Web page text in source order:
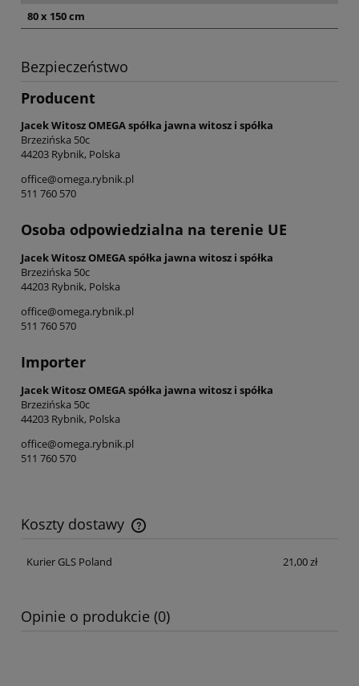
80 x 150 cm
Bezpieczeństwo
Producent
Jacek Witosz OMEGA spółka jawna witosz i spółka
Brzezińska 50c
44203 Rybnik, Polska
office@omega.rybnik.pl
511 760 570
Osoba odpowiedzialna na terenie UE
Jacek Witosz OMEGA spółka jawna witosz i spółka
Brzezińska 50c
44203 Rybnik, Polska
office@omega.rybnik.pl
511 760 570
Importer
Jacek Witosz OMEGA spółka jawna witosz i spółka
Brzezińska 50c
44203 Rybnik, Polska
office@omega.rybnik.pl
511 760 570
Koszty dostawy
Cena nie zawiera ewentualnych kosztów płatności
Kurier GLS Poland
21,00 zł
Opinie o produkcie (0)